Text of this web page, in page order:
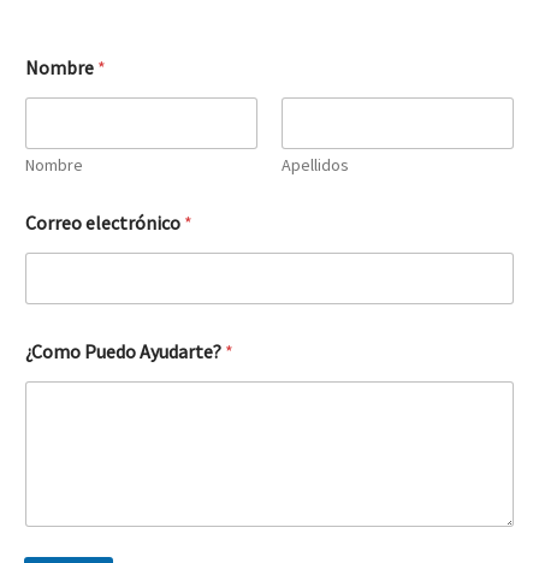
Nombre *
Nombre Apellidos
Correo electrónico *
¿Como Puedo Ayudarte? *